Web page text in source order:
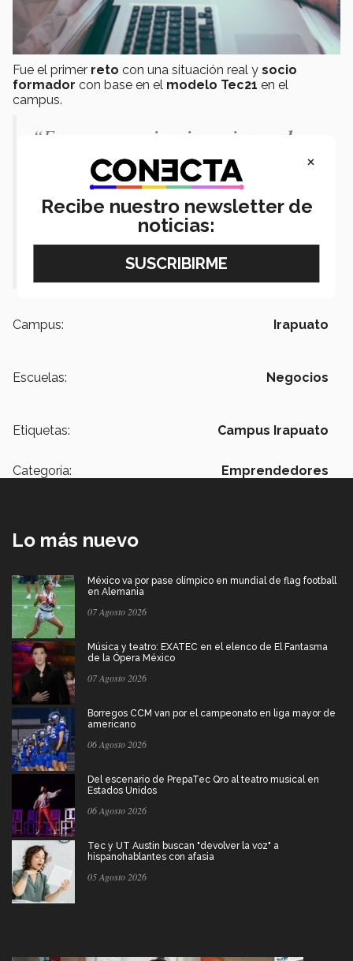
Fue el primer reto con una situación real y socio
formador con base en el modelo Tec21 en el
campus.
“Fue una experiencia enriquecedora
ya que tuvimosnuestro primer
acercamiento con una empresa
Nuestro trabajo no se quedó en el
salón de clases.”-Sofía León, en
entrevista paraCONECTA
Campus: Irapuato
Escuelas: Negocios
Etiquetas: Campus Irapuato
Categoría: Emprendedores
Lo más nuevo
México va por pase olímpico en mundial de flag football
en Alemania
07 Agosto 2026
Música y teatro: EXATEC en el elenco de El Fantasma
de la Ópera México
07 Agosto 2026
Borregos CCM van por el campeonato en liga mayor de
americano
06 Agosto 2026
Del escenario de PrepaTec Qro al teatro musical en
Estados Unidos
06 Agosto 2026
Tec y UT Austin buscan "devolver la voz" a
hispanohablantes con afasia
05 Agosto 2026
×
Recibe nuestro newsletter de
noticias: